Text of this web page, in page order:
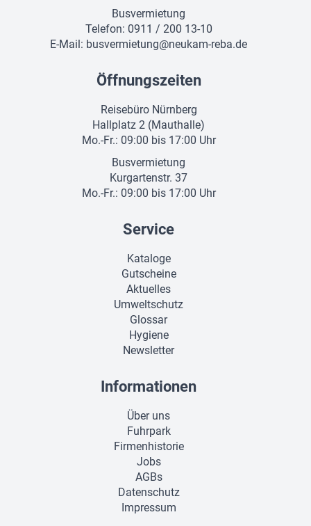
Busvermietung
Telefon: 0911 / 200 13-10
E-Mail: busvermietung@neukam-reba.de
Öffnungszeiten
Reisebüro Nürnberg
Hallplatz 2 (Mauthalle)
Mo.-Fr.: 09:00 bis 17:00 Uhr
Busvermietung
Kurgartenstr. 37
Mo.-Fr.: 09:00 bis 17:00 Uhr
Service
Kataloge
Gutscheine
Aktuelles
Umweltschutz
Glossar
Hygiene
Newsletter
Informationen
Über uns
Fuhrpark
Firmenhistorie
Jobs
AGBs
Datenschutz
Impressum